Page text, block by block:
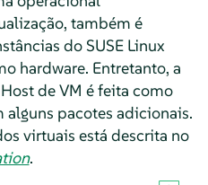
também é
do SUSE Linux
hardware. Entretanto, a
de VM é feita como
pacotes adicionais.
virtuais está descrita no
.